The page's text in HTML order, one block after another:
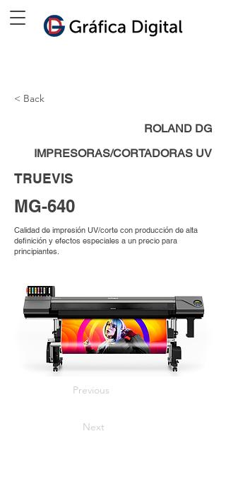
< Back
ROLAND DG
IMPRESORAS/CORTADORAS UV
TRUEVIS
MG-640
Calidad de impresión UV/corte con producción de alta
definición y efectos especiales a un precio para
principiantes.
Previous
Next